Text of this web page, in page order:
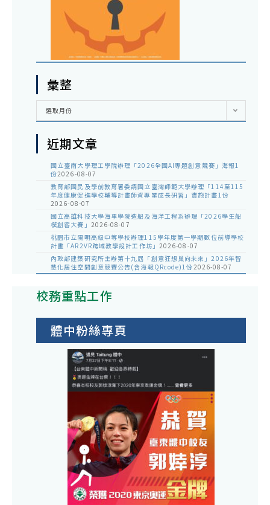
彙整
彙
選取月份
近期文章
國立臺南大學理工學院辦理「2026全國AI專題創意競賽」海報1
份2026-08-07
教育部國民及學前教育署委請國立臺灣師範大學辦理「114至115
年度健康促進學校輔導計畫師資專業成長研習」實施計畫1份
2026-08-07
國立高雄科技大學海事學院造船及海洋工程系辦理「2026學生船
模創客大賽」 2026-08-07
桃園市立陽明高級中等學校辦理115學年度第一學期數位前導學校
計畫「AR2VR跨域教學設計工作坊」 2026-08-07
內政部建築研究所主辦第十九屆「創意狂想巢向未來」2026年智
慧化居住空間創意競賽公告(含海報QRcode)1份2026-08-07
校務重點工作
體中粉絲專頁